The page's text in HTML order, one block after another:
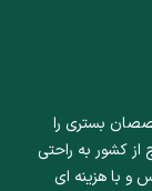
بستری را
از کشور به راحتی
و با هزینه ای